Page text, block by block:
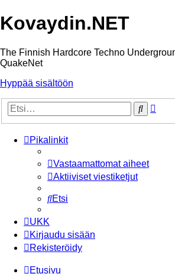
Kovaydin.NET
The Finnish Hardcore Techno
QuakeNet
Hyppää sisältöön
Etsi
Pikalinkit
Vastaamattomat aiheet
Aktiiviset viestiketjut
Etsi
UKK
Kirjaudu sisään
Rekisteröidy
Etusivu